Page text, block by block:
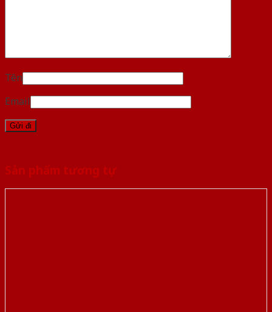
Tên
Email
Sản phẩm tương tự